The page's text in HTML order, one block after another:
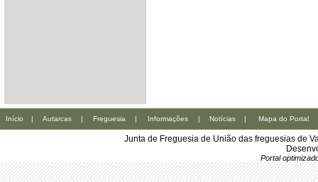
Início | Autarcas | Freguesia | Informações | Notícias | Mapa do Portal
Junta de Freguesia de União das freguesias de
Portal